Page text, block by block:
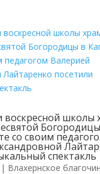
воскресной школы
со своим
спектакль
| Влахернское